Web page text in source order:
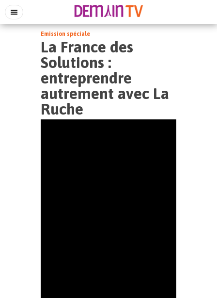
Emission spéciale
La France des
Solutions :
entreprendre
autrement avec La
Ruche